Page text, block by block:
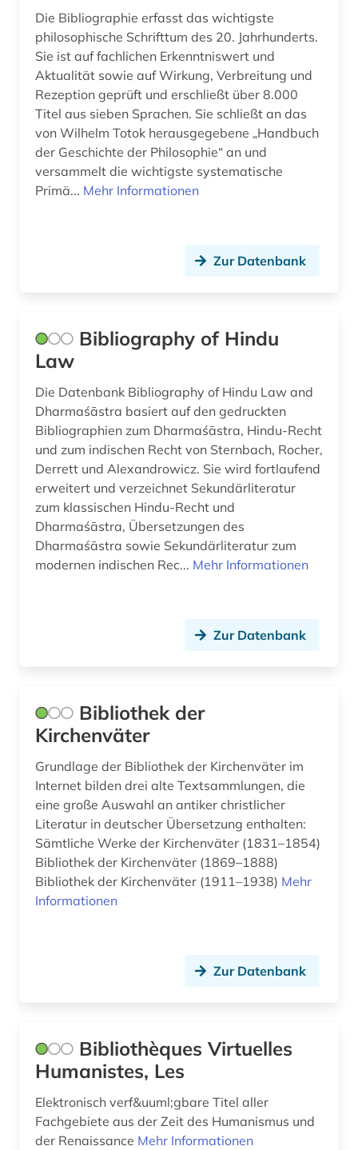
nikolaus kusanus (1)
nikolaus von kues (1)
online-ressource (1)
open access (4)
oral history (1)
patristik (3)
pharmazie (4)
philologie (1)
philosophie (32)
philosophie des mittelalters (1)
philosophieunterricht (1)
philosopie in der welt des islam (1)
politische philosophie (1)
politische theorie (1)
psychoanalyse (1)
quelle (2)
recht (2)
renaissance (1)
rezensionen (1)
rezeption (1)
Die Bibliographie erfasst das wichtigste
philosophische Schrifttum des 20. Jahrhunderts.
Sie ist auf fachlichen Erkenntniswert und
Aktualität sowie auf Wirkung, Verbreitung und
Rezeption geprüft und erschließt über 8.000
Titel aus sieben Sprachen. Sie schließt an das
von Wilhelm Totok herausgegebene „Handbuch
der Geschichte der Philosophie“ an und
versammelt die wichtigste systematische
Primä... Mehr Informationen
Zur Datenbank
Bibliography of Hindu
Law
Die Datenbank Bibliography of Hindu Law and
Dharmaśāstra basiert auf den gedruckten
Bibliographien zum Dharmaśāstra, Hindu-Recht
und zum indischen Recht von Sternbach, Rocher,
Derrett und Alexandrowicz. Sie wird fortlaufend
erweitert und verzeichnet Sekundärliteratur
zum klassischen Hindu-Recht und
Dharmaśāstra, Übersetzungen des
Dharmaśāstra sowie Sekundärliteratur zum
modernen indischen Rec... Mehr Informationen
Zur Datenbank
Bibliothek der
Kirchenväter
Grundlage der Bibliothek der Kirchenväter im
Internet bilden drei alte Textsammlungen, die
eine große Auswahl an antiker christlicher
Literatur in deutscher Übersetzung enthalten:
Sämtliche Werke der Kirchenväter (1831–1854)
Bibliothek der Kirchenväter (1869–1888)
Bibliothek der Kirchenväter (1911–1938) Mehr
Informationen
Zur Datenbank
Bibliothèques Virtuelles
Humanistes, Les
Elektronisch verf&uuml;gbare Titel aller
Fachgebiete aus der Zeit des Humanismus und
der Renaissance Mehr Informationen